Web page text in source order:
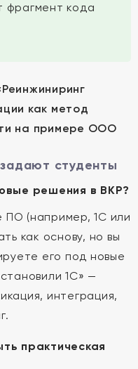
фрагмент кода
как метод
на примере ООО
студенты
решения в ВКР?
ПО (например, 1С или
как основу, но вы
его под новые
1С» —
интеграция,
практическая